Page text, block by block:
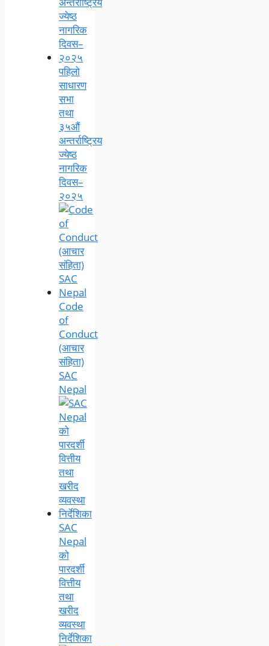
पहिलो
साधारण
सभा
तथा
३५औं
अन्तर्राष्ट्रिय
ज्येष्ठ
नागरिक
दिवस–
२०२५
Code
of
Conduct
(आचार
संहिता)
SAC
Nepal
SAC
Nepal
को
पारदर्शी
वित्तीय
तथा
खरीद
व्यवस्था
निर्देशिका